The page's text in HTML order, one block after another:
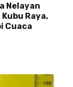
Nelayan
Raya,
Cuaca